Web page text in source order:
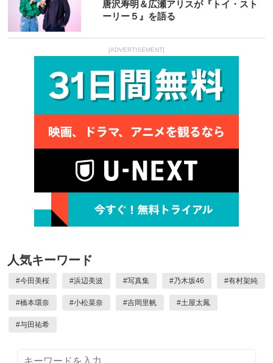
唐沢寿明＆広瀬アリスが『トイ・スト
ーリー５』を語る
[ADVERTISEMENT]
人気キーワード
#今田美桜 #浜辺美波 #写真集 #乃木坂46 #有村架純
#橋本環奈 #小松菜奈 #吉岡里帆 #土屋太鳳
#与田祐希